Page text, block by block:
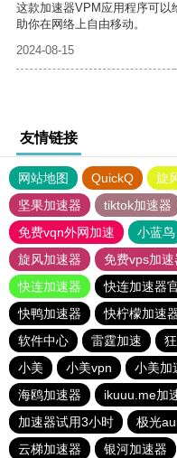
这款加速器VPM应用程序可以
助你在网络上自由移动。
2024-08-15
友情链接
网站地图 QuickQ 旋
坚果加速器
tiktok加速器
免费vqn外网加速
小蓝鸟
旋风加速器
免费vps加
快连加速器
快连加速器
快鸭加速器
快柠檬加速
软件中心
雷霆加速
小美
小美vpn 小美加
海鸥加速器
ikuuu.me加
加速器试用3小时
极光
云梯加速器
银河加速器